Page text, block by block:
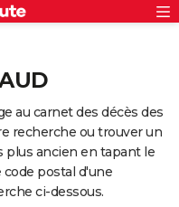
au carnet des décès des
recherche ou trouver un
plus ancien en tapant le
postal d'une
ci-dessous.